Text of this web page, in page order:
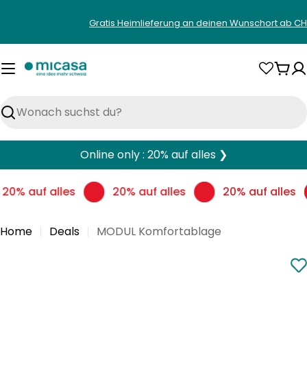
springen
Gratis Heimlieferung an deinen Wunschort ab
Suchen
Online only : 20% auf alles ❯
20% auf alles 20% auf alles 20% auf alles
Home Deals MODUL Komfortablage